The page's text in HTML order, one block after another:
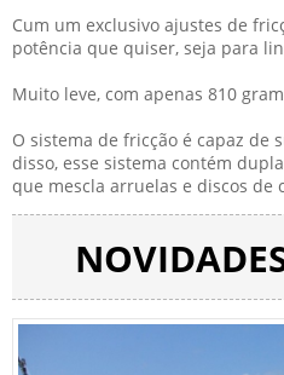
Cum um exclusivo ajustes de
potência que quiser, seja para
Muito leve, com apenas 810
O sistema de fricção é capaz de
disso, esse sistema contém
que mescla arruelas e discos de